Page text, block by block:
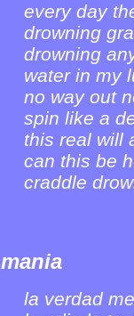
every day
drowning
drowning
water in my
no way out
spin like a
this real will
can this be
craddle
mania
la verdad